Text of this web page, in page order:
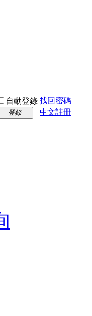
自動登錄 找回密碼
登錄 中文註冊